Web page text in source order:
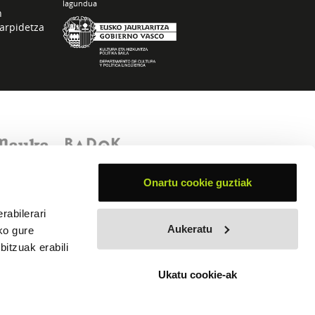
gure
erabili
Onartu cookie guztiak
Aukeratu
Ukatu cookie-ak
lagundua